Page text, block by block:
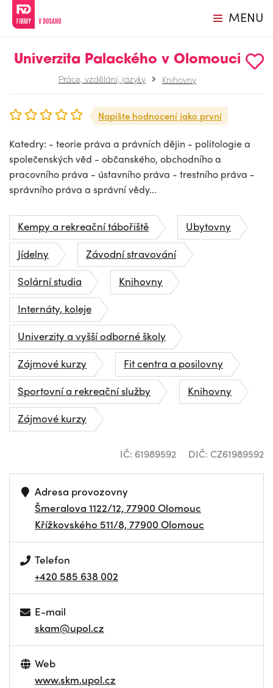
MENU
Univerzita Palackého v Olomouci
Práce, vzdělání, jazyky Knihovny
Napište hodnocení jako první
Katedry: - teorie práva a právních dějin - politologie a
společenských věd - občanského, obchodního a
pracovního práva - ústavního práva - trestního práva -
správního práva a správní vědy...
Kempy a rekreační tábořiště
Ubytovny
Jídelny
Závodní stravování
Solární studia
Knihovny
Internáty, koleje
Univerzity a vyšší odborné školy
Zájmové kurzy
Fit centra a posilovny
Sportovní a rekreační služby
Knihovny
Zájmové kurzy
IČ: 61989592 DIČ: CZ61989592
Adresa provozovny
Šmeralova 1122/12, 77900 Olomouc
Křížkovského 511/8, 77900 Olomouc
Telefon
+420 585 638 002
E-mail
skam@upol.cz
Web
www.skm.upol.cz